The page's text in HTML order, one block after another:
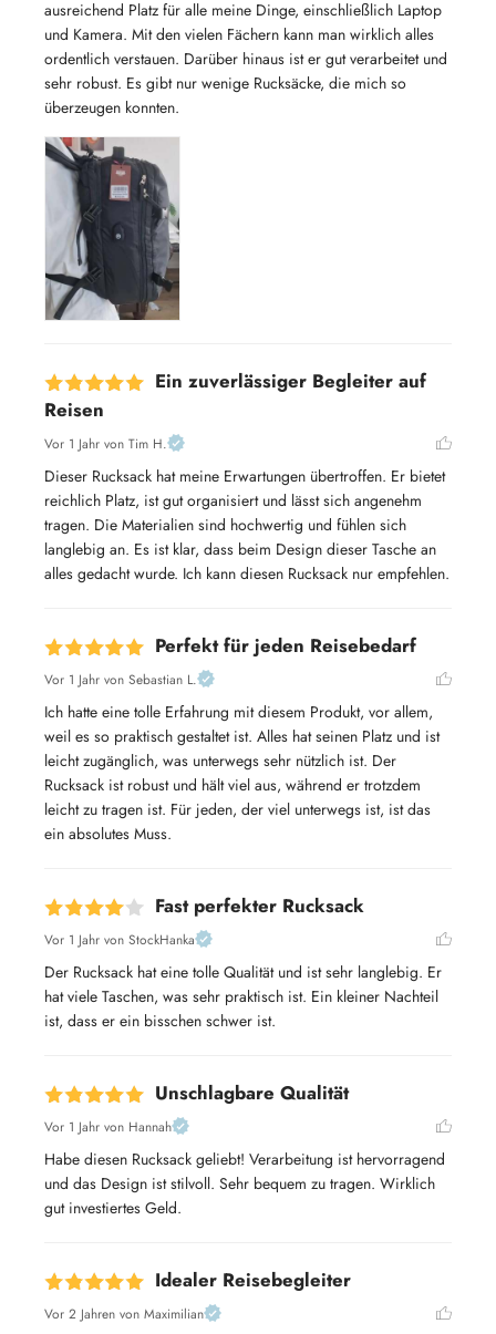
ausreichend Platz für alle meine Dinge, einschließlich Laptop
und Kamera. Mit den vielen Fächern kann man wirklich alles
ordentlich verstauen. Darüber hinaus ist er gut verarbeitet und
sehr robust. Es gibt nur wenige Rucksäcke, die mich so
überzeugen konnten.
Ein zuverlässiger Begleiter auf
Reisen
Vor 1 Jahr von Tim H.
Dieser Rucksack hat meine Erwartungen übertroffen. Er bietet
reichlich Platz, ist gut organisiert und lässt sich angenehm
tragen. Die Materialien sind hochwertig und fühlen sich
langlebig an. Es ist klar, dass beim Design dieser Tasche an
alles gedacht wurde. Ich kann diesen Rucksack nur empfehlen.
Perfekt für jeden Reisebedarf
Vor 1 Jahr von Sebastian L.
Ich hatte eine tolle Erfahrung mit diesem Produkt, vor allem,
weil es so praktisch gestaltet ist. Alles hat seinen Platz und ist
leicht zugänglich, was unterwegs sehr nützlich ist. Der
Rucksack ist robust und hält viel aus, während er trotzdem
leicht zu tragen ist. Für jeden, der viel unterwegs ist, ist das
ein absolutes Muss.
Fast perfekter Rucksack
Vor 1 Jahr von StockHanka
Der Rucksack hat eine tolle Qualität und ist sehr langlebig. Er
hat viele Taschen, was sehr praktisch ist. Ein kleiner Nachteil
ist, dass er ein bisschen schwer ist.
Unschlagbare Qualität
Vor 1 Jahr von Hannah
Habe diesen Rucksack geliebt! Verarbeitung ist hervorragend
und das Design ist stilvoll. Sehr bequem zu tragen. Wirklich
gut investiertes Geld.
Idealer Reisebegleiter
Vor 2 Jahren von Maximilian